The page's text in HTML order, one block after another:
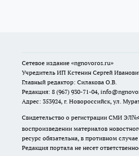
Сетевое издание «ngnovoros.ru»
Учредитель ИП Кстенин Сергей
Главный редактор: Силакова О.В.
Редакция: 8 (967) 930-71-04,
Адрес: 353924, г. Новороссийск, ул.
Свидетельство о регистрации СМИ
воспроизведении материалов
ресурс обязательна, в противном
Редакция портала не несет